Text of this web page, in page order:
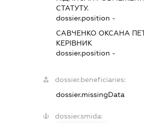
СТАТУТУ.
dossier.position -
САВЧЕНКО ОКСАНА
КЕРІВНИК
dossier.position -
dossier.beneficiaries:
dossier.missingData
dossier.smida: